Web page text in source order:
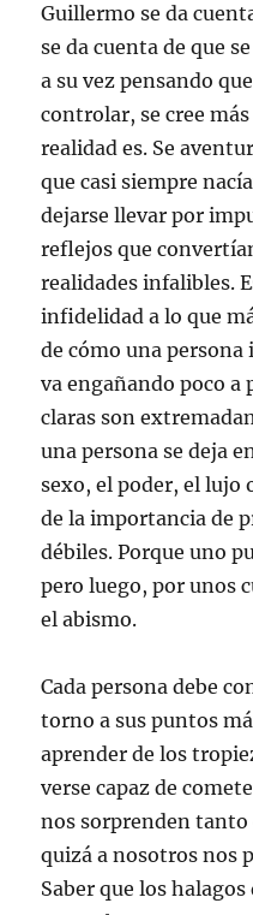
Guillermo se da
se da cuenta de que
a su vez pensando
controlar, se cree
realidad es. Se
que casi siempre
dejarse llevar por
reflejos que
realidades infalibles.
infidelidad a lo que
de cómo una
va engañando poco a
claras son
una persona se deja
sexo, el poder, el lujo
de la importancia de
débiles. Porque uno
pero luego, por unos
el abismo.
Cada persona debe
torno a sus puntos
aprender de los
verse capaz de
nos sorprenden tanto
quizá a nosotros nos
Saber que los